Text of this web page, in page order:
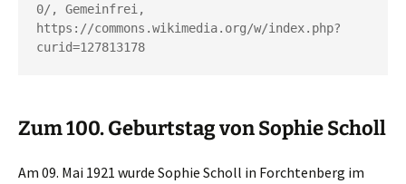
0/, Gemeinfrei,
https://commons.wikimedia.org/w/index.php?
curid=127813178
Zum 100. Geburtstag von Sophie Scholl
Am 09. Mai 1921 wurde Sophie Scholl in Forchtenberg im